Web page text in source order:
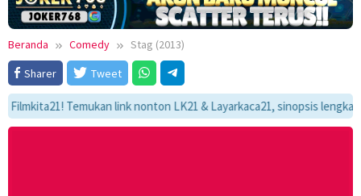
Beranda Comedy
Stag (2013)
Sharer
Tweet
Temukan link nonton LK21 & Layarkaca21, sinopsis lengkap,